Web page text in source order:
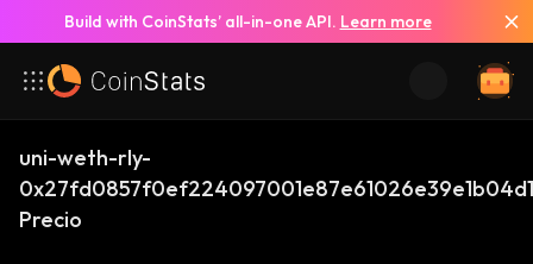
Build with CoinStats’ all-in-one API. Learn more
uni-weth-rly-
0x27fd0857f0ef224097001e87e61026e39e1b04d1
Precio